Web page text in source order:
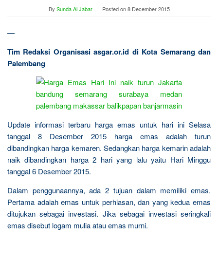
By Sunda Al Jabar Posted on8 December 2015
—
Tim Redaksi Organisasi asgar.or.id di Kota Semarang dan
Palembang
Update informasi terbaru harga emas untuk hari ini Selasa
tanggal 8 Desember 2015 harga emas adalah turun
dibandingkan harga kemaren. Sedangkan harga kemarin adalah
naik dibandingkan harga 2 hari yang lalu yaitu Hari Minggu
tanggal 6 Desember 2015.
Dalam penggunaannya, ada 2 tujuan dalam memiliki emas.
Pertama adalah emas untuk perhiasan, dan yang kedua emas
ditujukan sebagai investasi. Jika sebagai investasi seringkali
emas disebut logam mulia atau emas murni.